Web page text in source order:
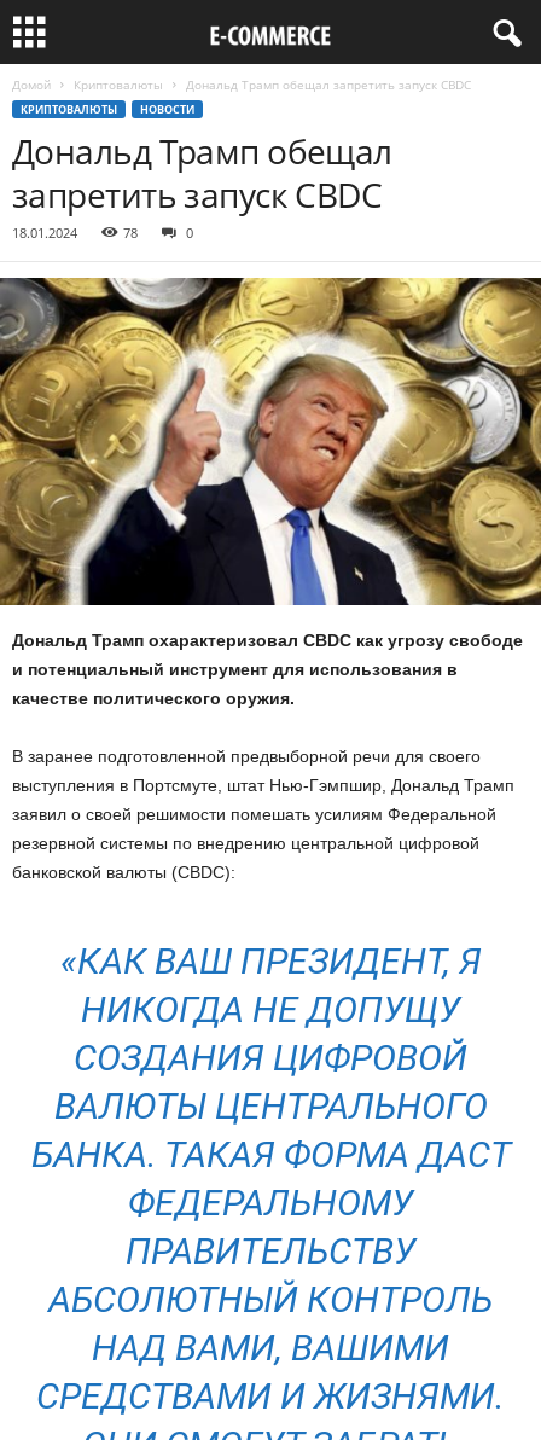
Домой Криптовалюты Дональд Трамп обещал запретить запуск CBDC
КРИПТОВАЛЮТЫ НОВОСТИ
Дональд Трамп обещал
запретить запуск CBDC
18.01.2024 78 0
Дональд Трамп охарактеризовал CBDC как угрозу свободе
и потенциальный инструмент для использования в
качестве политического оружия.
В заранее подготовленной предвыборной речи для своего
выступления в Портсмуте, штат Нью-Гэмпшир, Дональд Трамп
заявил о своей решимости помешать усилиям Федеральной
резервной системы по внедрению центральной цифровой
банковской валюты (CBDC):
«КАК ВАШ ПРЕЗИДЕНТ, Я
НИКОГДА НЕ ДОПУЩУ
СОЗДАНИЯ ЦИФРОВОЙ
ВАЛЮТЫ ЦЕНТРАЛЬНОГО
БАНКА. ТАКАЯ ФОРМА ДАСТ
ФЕДЕРАЛЬНОМУ
ПРАВИТЕЛЬСТВУ
АБСОЛЮТНЫЙ КОНТРОЛЬ
НАД ВАМИ, ВАШИМИ
СРЕДСТВАМИ И ЖИЗНЯМИ.